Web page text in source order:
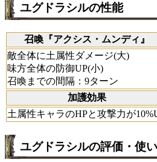
ユグドラシルの性能
召喚『アクシス・ムンディ』
敵全体に土属性ダメージ(大)
味方全体の防御UP(小)
召喚までの間隔：9ターン
加護効果
土属性キャラのHPと攻撃力が
ユグドラシルの評価・使